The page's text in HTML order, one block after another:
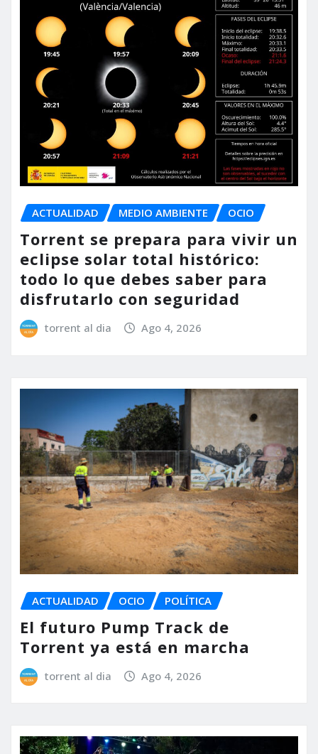
ACTUALIDAD MEDIO AMBIENTE OCIO
Torrent se prepara para vivir un
eclipse solar total histórico:
todo lo que debes saber para
disfrutarlo con seguridad
torrent al dia Ago 4, 2026
ACTUALIDAD OCIO POLÍTICA
El futuro Pump Track de
Torrent ya está en marcha
torrent al dia Ago 4, 2026